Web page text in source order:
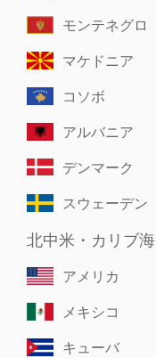
モンテネグロ
マケドニア
コソボ
アルバニア
デンマーク
スウェーデン
北中米・カリブ海
アメリカ
メキシコ
キューバ